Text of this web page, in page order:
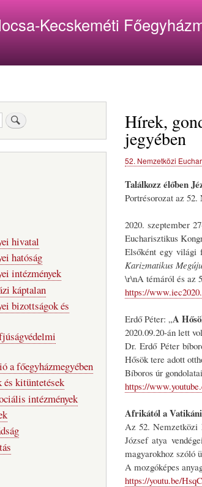
Kecskeméti
Hírek,
jegyében
52. Nemzetközi
Találkozz élőben
Portrésorozat az
2020. szeptember
Eucharisztikus
Elsőként egy világi
Karizmatikus
\r\nA témáról és az
https://
Erdő Péter: „A
2020.09.20-án lett
Dr. Erdő Péter
Hősök tere adott
Bíboros úr
https://
Afrikától a
Az 52. Nemzetközi
József atya
magyarokhoz szóló
A mozgóképes
https://youtu.be/
hivatal
hatóság
intézmények
káptalan
bizottságok és
a főegyházmegyében
kitüntetések
intézmények